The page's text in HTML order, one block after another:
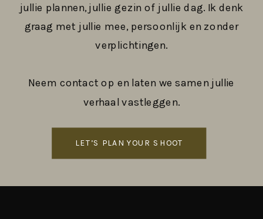
LET’S PLAN YOUR SHOOT
jullie plannen, jullie gezin of jullie dag. Ik denk
graag met jullie mee, persoonlijk en zonder
verplichtingen.
Neem contact op en laten we samen jullie
verhaal vastleggen.